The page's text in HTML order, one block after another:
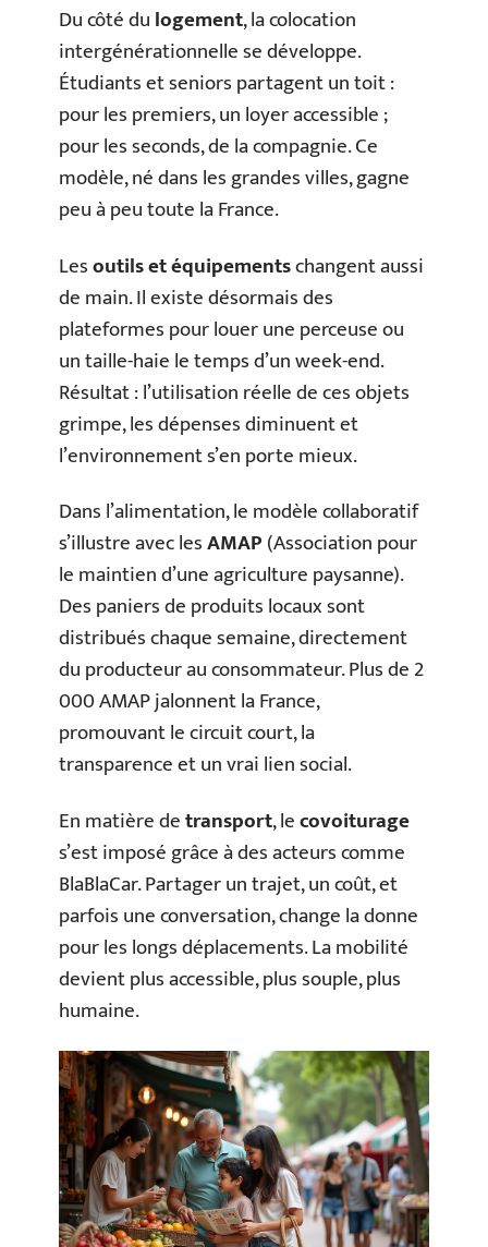
Du côté dulogement, la colocation
intergénérationnelle se développe.
Étudiants et seniors partagent un toit :
pour les premiers, un loyer accessible ;
pour les seconds, de la compagnie. Ce
modèle, né dans les grandes villes, gagne
peu à peu toute la France.
Lesoutils et équipementschangent aussi
de main. Il existe désormais des
plateformes pour louer une perceuse ou
un taille-haie le temps d’un week-end.
Résultat : l’utilisation réelle de ces objets
grimpe, les dépenses diminuent et
l’environnement s’en porte mieux.
Dans l’alimentation, le modèle collaboratif
s’illustre avec lesAMAP(Association pour
le maintien d’une agriculture paysanne).
Des paniers de produits locaux sont
distribués chaque semaine, directement
du producteur au consommateur. Plus de 2
000 AMAP jalonnent la France,
promouvant le circuit court, la
transparence et un vrai lien social.
En matière detransport, lecovoiturage
s’est imposé grâce à des acteurs comme
BlaBlaCar. Partager un trajet, un coût, et
parfois une conversation, change la donne
pour les longs déplacements. La mobilité
devient plus accessible, plus souple, plus
humaine.